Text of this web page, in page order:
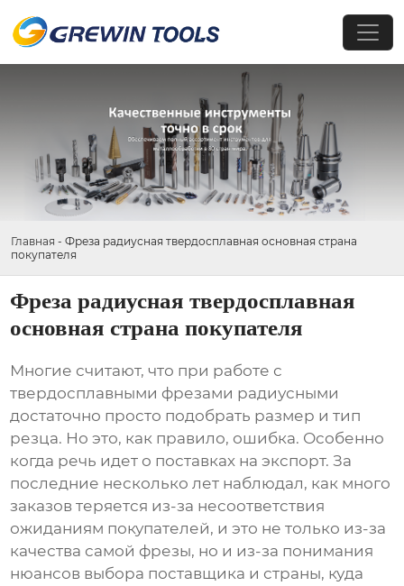
Главная - Фреза радиусная твердосплавная основная страна
покупателя
Фреза радиусная твердосплавная
основная страна покупателя
Многие считают, что при работе с
твердосплавными фрезами радиусными
достаточно просто подобрать размер и тип
резца. Но это, как правило, ошибка. Особенно
когда речь идет о поставках на экспорт. За
последние несколько лет наблюдал, как много
заказов теряется из-за несоответствия
ожиданиям покупателей, и это не только из-за
качества самой фрезы, но и из-за понимания
нюансов выбора поставщика и страны, куда